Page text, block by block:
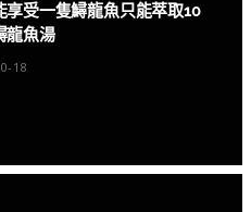
享受一隻鱘龍魚只能萃取10
龍魚湯
18